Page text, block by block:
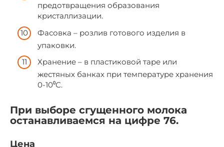
предотвращения образования
кристаллизации.
Фасовка – розлив готового изделия в
упаковки.
Хранение – в пластиковой таре или
жестяных банках при температуре хранения
0-10⁰С.
При выборе сгущенного молока
останавливаемся на цифре 76.
Цена